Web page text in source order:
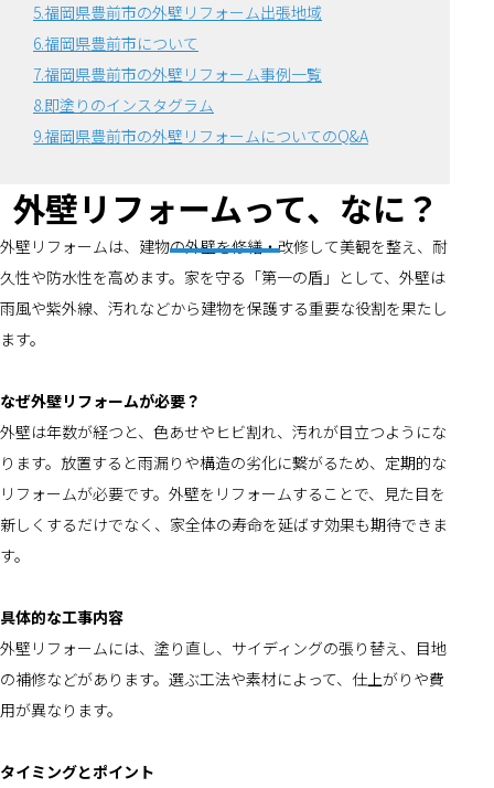
5.福岡県豊前市の外壁リフォーム出張地域
6.福岡県豊前市について
7.福岡県豊前市の外壁リフォーム事例一覧
8.即塗りのインスタグラム
9.福岡県豊前市の外壁リフォームについてのQ&A
外壁リフォームって、なに？
外壁リフォームは、建物の外壁を修繕・改修して美観を整え、耐
久性や防水性を高めます。家を守る「第一の盾」として、外壁は
雨風や紫外線、汚れなどから建物を保護する重要な役割を果たし
ます。
なぜ外壁リフォームが必要？
外壁は年数が経つと、色あせやヒビ割れ、汚れが目立つようにな
ります。放置すると雨漏りや構造の劣化に繋がるため、定期的な
リフォームが必要です。外壁をリフォームすることで、見た目を
新しくするだけでなく、家全体の寿命を延ばす効果も期待できま
す。
具体的な工事内容
外壁リフォームには、塗り直し、サイディングの張り替え、目地
の補修などがあります。選ぶ工法や素材によって、仕上がりや費
用が異なります。
タイミングとポイント